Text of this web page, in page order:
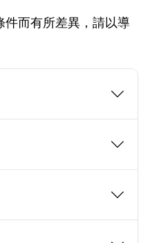
件而有所差異，請以導